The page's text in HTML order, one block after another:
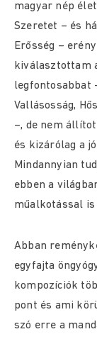
magyar nép
Szeretet – és
Erősség –
kiválasztottam
legfontosabbat
Vallásosság,
–, de nem
és kizárólag a
Mindannyian
ebben a
műalkotással
Abban
egyfajta
kompozíciók
pont és ami
szó erre a